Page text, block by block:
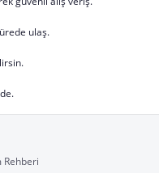
ulaş.
Rehberi